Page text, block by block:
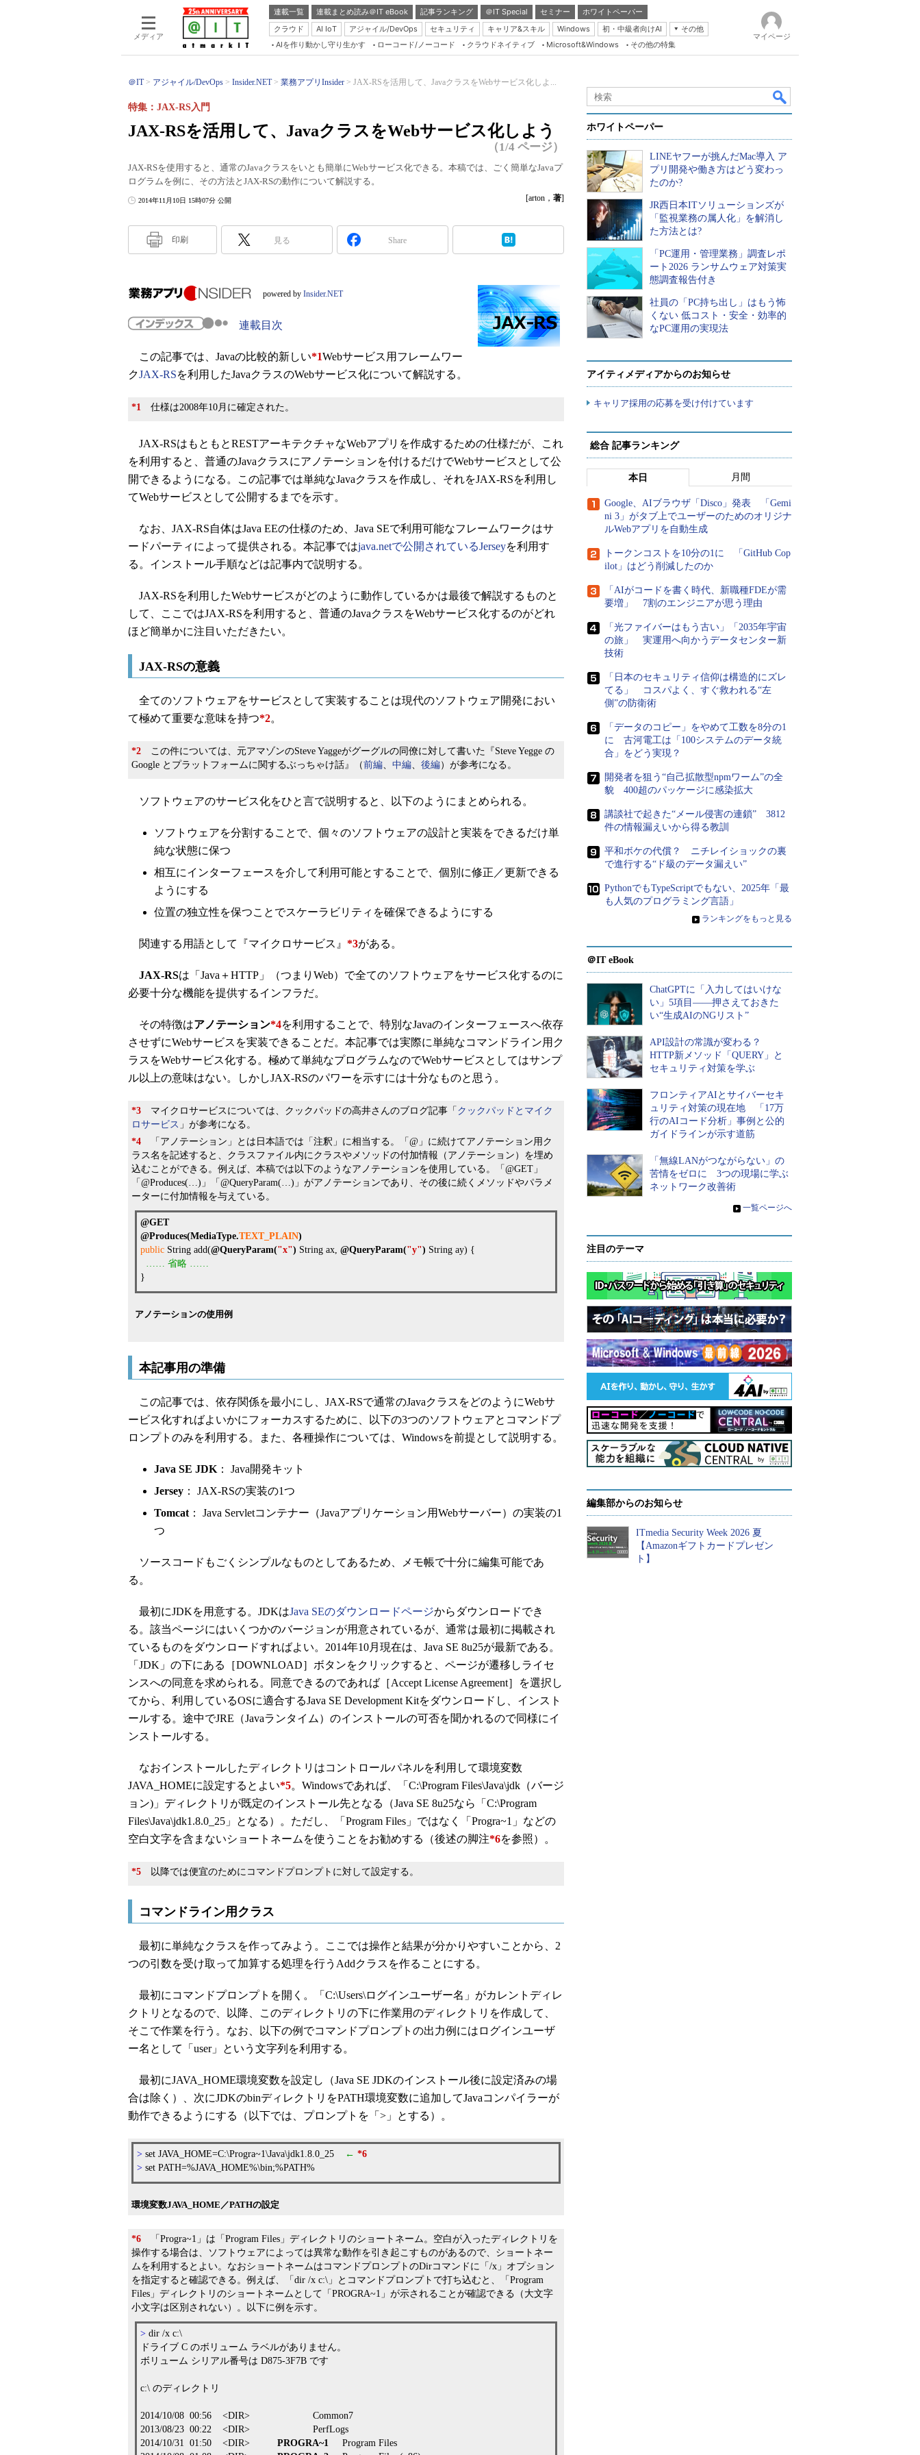
メディア
連載一覧 連載まとめ読み＠IT eBook 記事ランキング ＠IT Special セミナー
ホワイトペーパー
クラウド
AI IoT アジャイル/DevOps セキュリティ キャリア&スキル Windows 初・中級者向けAI
その他
Server & Storage
Java Agile
Database Expert
Master of IP Network
Security & Trust
Test & Tools
AIを作り動かし守り生かす ローコード/ノーコード クラウドネイティブ Microsoft&Windows その他の特集
マイページ
＠IT アジャイル/DevOps Insider.NET 業務アプリInsider JAX-RSを活用して、JavaクラスをWebサービス化しよ...
JAX-RSを活用して、JavaクラスをWebサービス化しよう
特集：JAX-RS入門
（1/4 ページ）
JAX-RSを使用すると、通常のJavaクラスをいとも簡単にWebサービス化できる。本稿では、ごく簡単なJavaプ
ログラムを例に、その方法とJAX-RSの動作について解説する。
2014年11月10日 15時07分 公開 [arton， 著]
印刷 見る Share
powered by Insider.NET
連載目次
この記事では、Javaの比較的新しい*1Webサービス用フレームワー
クJAX-RSを利用したJavaクラスのWebサービス化について解説する。
*1 仕様は2008年10月に確定された。
JAX-RSはもともとRESTアーキテクチャなWebアプリを作成するための仕様だが、これ
を利用すると、普通のJavaクラスにアノテーションを付けるだけでWebサービスとして公
開できるようになる。この記事では単純なJavaクラスを作成し、それをJAX-RSを利用し
てWebサービスとして公開するまでを示す。
なお、JAX-RS自体はJava EEの仕様のため、Java SEで利用可能なフレームワークはサ
ードパーティによって提供される。本記事ではjava.netで公開されているJerseyを利用す
る。インストール手順などは記事内で説明する。
JAX-RSを利用したWebサービスがどのように動作しているかは最後で解説するものと
して、ここではJAX-RSを利用すると、普通のJavaクラスをWebサービス化するのがどれ
ほど簡単かに注目いただきたい。
JAX-RSの意義
全てのソフトウェアをサービスとして実装することは現代のソフトウェア開発におい
て極めて重要な意味を持つ*2。
*2 この件については、元アマゾンのSteve Yaggeがグーグルの同僚に対して書いた『Steve Yegge の
Google とプラットフォームに関するぶっちゃけ話』（前編、 中編、 後編）が参考になる。
ソフトウェアのサービス化をひと言で説明すると、以下のようにまとめられる。
ソフトウェアを分割することで、個々のソフトウェアの設計と実装をできるだけ単
純な状態に保つ
相互にインターフェースを介して利用可能とすることで、個別に修正／更新できる
ようにする
位置の独立性を保つことでスケーラビリティを確保できるようにする
関連する用語として『マイクロサービス』 *3がある。
JAX-RSは「Java＋HTTP」（つまりWeb）で全てのソフトウェアをサービス化するのに
必要十分な機能を提供するインフラだ。
その特徴はアノテーション*4を利用することで、特別なJavaのインターフェースへ依存
させずにWebサービスを実装できることだ。本記事では実際に単純なコマンドライン用ク
ラスをWebサービス化する。極めて単純なプログラムなのでWebサービスとしてはサンプ
ル以上の意味はない。しかしJAX-RSのパワーを示すには十分なものと思う。
*3 マイクロサービスについては、クックパッドの高井さんのブログ記事「 クックパッドとマイク
ロサービス 」が参考になる。
*4 「アノテーション」とは日本語では「注釈」に相当する。「@」に続けてアノテーション用ク
ラス名を記述すると、クラスファイル内にクラスやメソッドの付加情報（アノテーション）を埋め
込むことができる。例えば、本稿では以下のようなアノテーションを使用している。「@GET」
「@Produces(…)」「@QueryParam(…)」がアノテーションであり、その後に続くメソッドやパラメ
ーターに付加情報を与えている。
@GET
@Produces(MediaType.TEXT_PLAIN)
public String add(@QueryParam("x") String ax, @QueryParam("y") String ay) {
…… 省略 ……
}
アノテーションの使用例
本記事用の準備
この記事では、依存関係を最小にし、JAX-RSで通常のJavaクラスをどのようにWebサ
ービス化すればよいかにフォーカスするために、以下の3つのソフトウェアとコマンドプ
ロンプトのみを利用する。また、各種操作については、Windowsを前提として説明する。
Java SE JDK ： Java開発キット
Jersey ： JAX-RSの実装の1つ
Tomcat ： Java Servletコンテナー（Javaアプリケーション用Webサーバー）の実装の1
つ
ソースコードもごくシンプルなものとしてあるため、メモ帳で十分に編集可能であ
る。
最初にJDKを用意する。JDKはJava SEのダウンロードページからダウンロードでき
る。該当ページにはいくつかのバージョンが用意されているが、通常は最初に掲載され
ているものをダウンロードすればよい。2014年10月現在は、Java SE 8u25が最新である。
「JDK」の下にある［DOWNLOAD］ボタンをクリックすると、ページが遷移しライセ
ンスへの同意を求められる。同意できるのであれば［Accept License Agreement］を選択し
てから、利用しているOSに適合するJava SE Development Kitをダウンロードし、インスト
ールする。途中でJRE（Javaランタイム）のインストールの可否を聞かれるので同様にイ
ンストールする。
なおインストールしたディレクトリはコントロールパネルを利用して環境変数
JAVA_HOMEに設定するとよい*5。Windowsであれば、「C:\Program Files\Java\jdk（バージ
ョン)」ディレクトリが既定のインストール先となる（Java SE 8u25なら「C:\Program
Files\Java\jdk1.8.0_25」となる）。ただし、「Program Files」ではなく「Progra~1」などの
空白文字を含まないショートネームを使うことをお勧めする（後述の脚注*6を参照）。
*5 以降では便宜のためにコマンドプロンプトに対して設定する。
コマンドライン用クラス
最初に単純なクラスを作ってみよう。ここでは操作と結果が分かりやすいことから、2
つの引数を受け取って加算する処理を行うAddクラスを作ることにする。
最初にコマンドプロンプトを開く。「C:\Users\ログインユーザー名」がカレントディレ
クトリとなるので、以降、このディレクトリの下に作業用のディレクトリを作成して、
そこで作業を行う。なお、以下の例でコマンドプロンプトの出力例にはログインユーザ
ー名として「user」という文字列を利用する。
最初にJAVA_HOME環境変数を設定し（Java SE JDKのインストール後に設定済みの場
合は除く）、次にJDKのbinディレクトリをPATH環境変数に追加してJavaコンパイラーが
動作できるようにする（以下では、プロンプトを「>」とする）。
> set JAVA_HOME=C:\Progra~1\Java\jdk1.8.0_25 ← *6
> set PATH=%JAVA_HOME%\bin;%PATH%
環境変数JAVA_HOME／PATHの設定
*6 「Progra~1」は「Program Files」ディレクトリのショートネーム。空白が入ったディレクトリを
操作する場合は、ソフトウェアによっては異常な動作を引き起こすものがあるので、ショートネー
ムを利用するとよい。なおショートネームはコマンドプロンプトのDirコマンドに「/x」オプション
を指定すると確認できる。例えば、「dir /x c:\」とコマンドプロンプトで打ち込むと、「Program
Files」ディレクトリのショートネームとして「PROGRA~1」が示されることが確認できる（大文字
小文字は区別されない）。以下に例を示す。
> dir /x c:\
ドライブ C のボリューム ラベルがありません。
ボリューム シリアル番号は D875-3F7B です
c:\ のディレクトリ
2014/10/08 00:56 <DIR> Common7
2013/08/23 00:22 <DIR> PerfLogs
2014/10/31 01:50 <DIR> PROGRA~1 Program Files
ホワイトペーパー
LINEヤフーが挑んだMac導入 ア
プリ開発や働き方はどう変わっ
たのか?
JR西日本ITソリューションズが
「監視業務の属人化」を解消し
た方法とは?
「PC運用・管理業務」調査レポ
ート2026 ランサムウェア対策実
態調査報告付き
社員の「PC持ち出し」はもう怖
くない 低コスト・安全・効率的
なPC運用の実現法
アイティメディアからのお知らせ
キャリア採用の応募を受け付けています
総合 記事ランキング
本日 月間
Google、AIブラウザ「Disco」発表 「Gemi
ni 3」がタブ上でユーザーのためのオリジナ
ルWebアプリを自動生成
トークンコストを10分の1に 「GitHub Cop
ilot」はどう削減したのか
「AIがコードを書く時代、新職種FDEが需
要増」 7割のエンジニアが思う理由
「光ファイバーはもう古い」「2035年宇宙
の旅」 実運用へ向かうデータセンター新
技術
「日本のセキュリティ信仰は構造的にズレ
てる」 コスパよく、すぐ救われる“左
側”の防衛術
「データのコピー」をやめて工数を8分の1
に 古河電工は「100システムのデータ統
合」をどう実現？
開発者を狙う“自己拡散型npmワーム”の全
貌 400超のパッケージに感染拡大
講談社で起きた“メール侵害の連鎖” 3812
件の情報漏えいから得る教訓
平和ボケの代償？ ニチレイショックの裏
で進行する“ド級のデータ漏えい”
PythonでもTypeScriptでもない、2025年「最
も人気のプログラミング言語」
» ランキングをもっと見る
＠IT eBook
ChatGPTに「入力してはいけな
い」5項目――押さえておきた
い“生成AIのNGリスト”
API設計の常識が変わる？
HTTP新メソッド「QUERY」と
セキュリティ対策を学ぶ
フロンティアAIとサイバーセキ
ュリティ対策の現在地 「17万
行のAIコード分析」事例と公的
ガイドラインが示す道筋
「無線LANがつながらない」の
苦情をゼロに 3つの現場に学ぶ
ネットワーク改善術
» 一覧ページへ
注目のテーマ
編集部からのお知らせ
ITmedia Security Week 2026 夏
【Amazonギフトカードプレゼン
ト】